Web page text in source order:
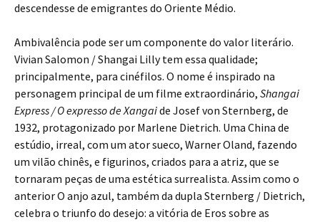
descendesse de emigrantes do Oriente Médio.
Ambivalência pode ser um componente do valor literário.
Vivian Salomon / Shangai Lilly tem essa qualidade;
principalmente, para cinéfilos. O nome é inspirado na
personagem principal de um filme extraordinário, Shangai
Express / O expresso de Xangaide Josef von Sternberg, de
1932, protagonizado por Marlene Dietrich. Uma China de
estúdio, irreal, com um ator sueco, Warner Oland, fazendo
um vilão chinês, e figurinos, criados para a atriz, que se
tornaram peças de uma estética surrealista. Assim como o
anterior O anjo azul, também da dupla Sternberg / Dietrich,
celebra o triunfo do desejo: a vitória de Eros sobre as